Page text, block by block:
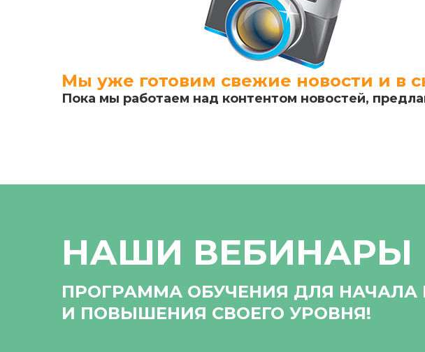
Мы уже готовим свежие новости и в
Пока мы работаем над контентом новостей,
НАШИ ВЕБИНАРЫ
ПРОГРАММА ОБУЧЕНИЯ ДЛЯ НАЧАЛА
И ПОВЫШЕНИЯ СВОЕГО УРОВНЯ!